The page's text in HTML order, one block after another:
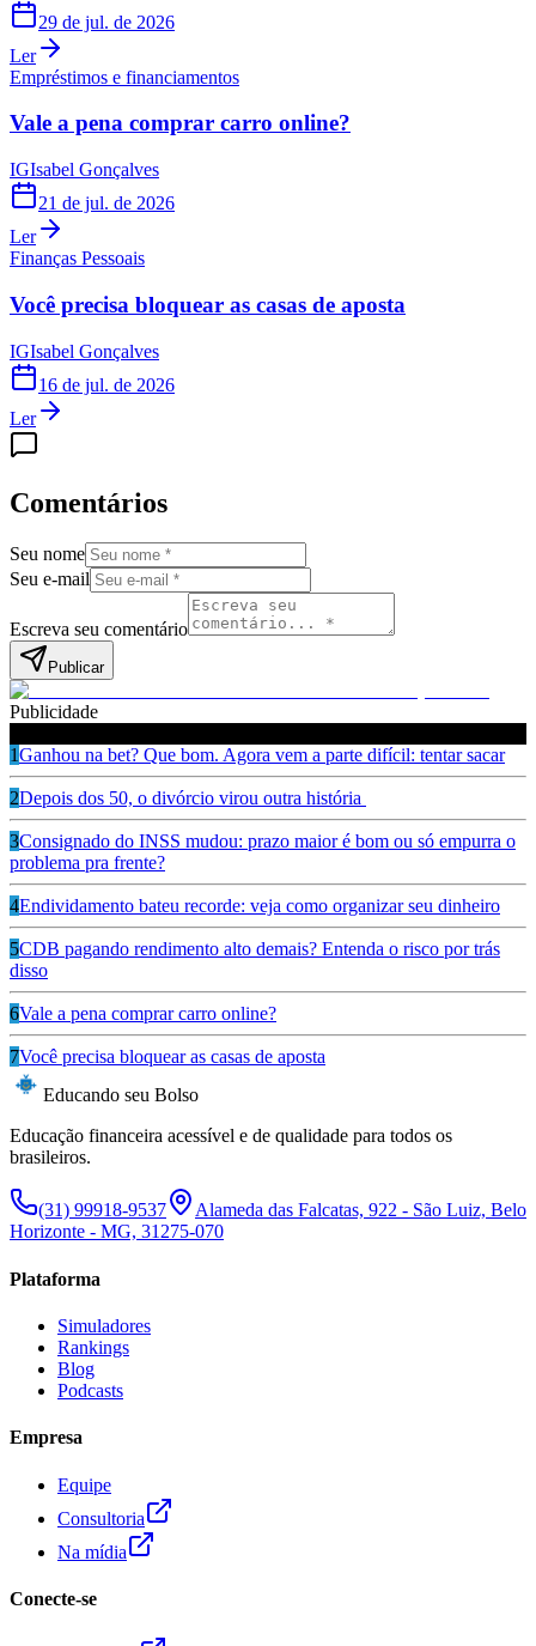
29 de jul. de 2026
Ler
Empréstimos e financiamentos
Vale a pena comprar carro online?
IGIsabel Gonçalves
21 de jul. de 2026
Ler
Finanças Pessoais
Você precisa bloquear as casas de aposta
IGIsabel Gonçalves
16 de jul. de 2026
Ler
Comentários
Seu nome
Seu e-mail
Escreva seu comentário
Publicar
Publicidade
1Ganhou na bet? Que bom. Agora vem a parte difícil: tentar sacar
2Depois dos 50, o divórcio virou outra história
3Consignado do INSS mudou: prazo maior é bom ou só empurra o
problema pra frente?
4Endividamento bateu recorde: veja como organizar seu dinheiro
5CDB pagando rendimento alto demais? Entenda o risco por trás
disso
6Vale a pena comprar carro online?
7Você precisa bloquear as casas de aposta
Educando seu Bolso
Educação financeira acessível e de qualidade para todos os
brasileiros.
(31) 99918-9537
Alameda das Falcatas, 922 - São Luiz, Belo
Horizonte - MG, 31275-070
Plataforma
Simuladores
Rankings
Blog
Podcasts
Empresa
Equipe
Consultoria
Na mídia
Conecte-se